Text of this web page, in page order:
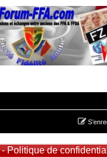
Politique de